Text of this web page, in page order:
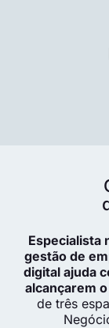
Especialista
gestão de
digital ajuda
alcançarem
de três